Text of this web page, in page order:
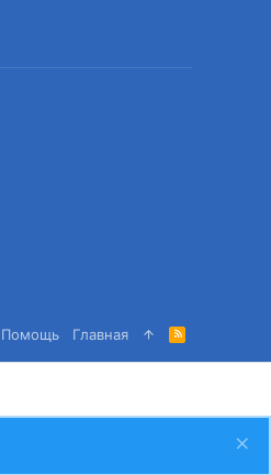
Помощь Главная
R
S
S
Снизу